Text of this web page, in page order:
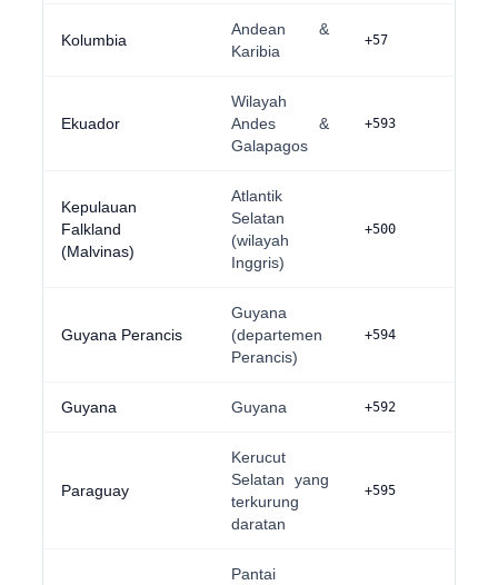
Kolumbia
Andean &
Karibia
+57
Ekuador
Wilayah
Andes &
Galapagos
+593
Kepulauan
Falkland
(Malvinas)
Atlantik
Selatan
(wilayah
Inggris)
+500
Guyana Perancis
Guyana
(departemen
Perancis)
+594
Guyana Guyana +592
Paraguay
Kerucut
Selatan yang
terkurung
daratan
+595
Pantai